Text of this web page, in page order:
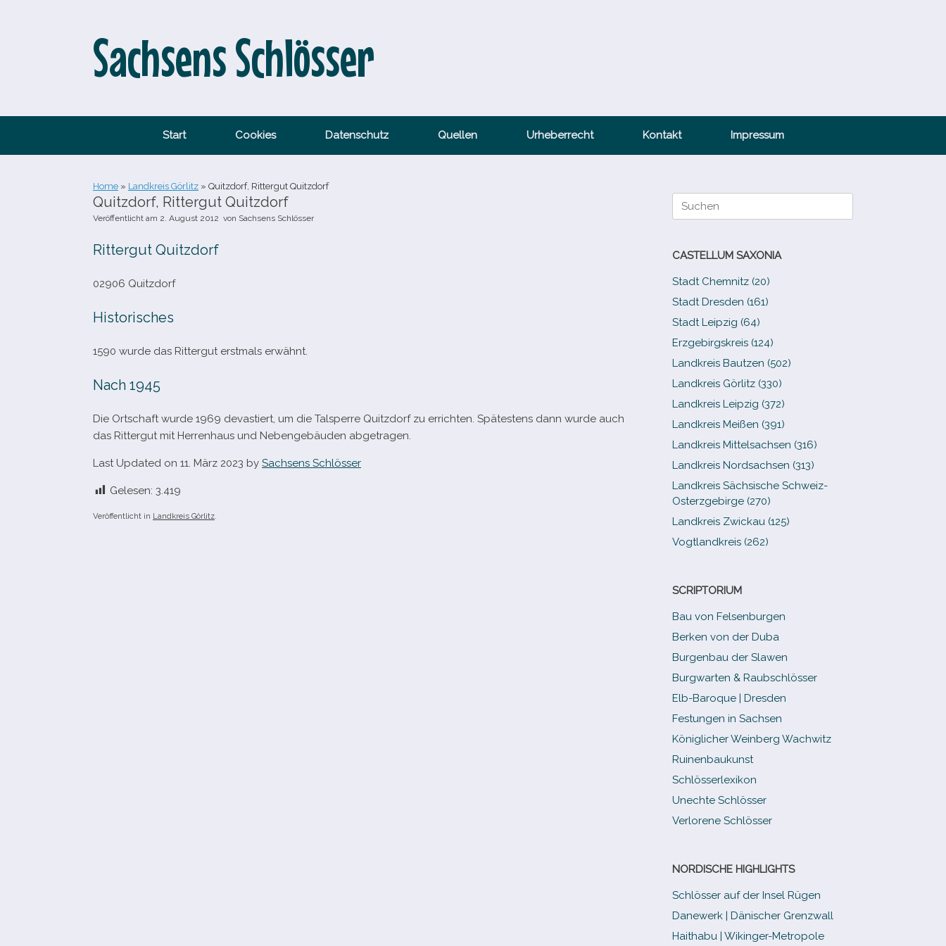
Sachsens Schlösser
Start Cookies Datenschutz Quellen Urheberrecht Kontakt Impressum
Home » Landkreis Görlitz » Quitzdorf, Rittergut Quitzdorf
Quitzdorf, Rittergut Quitzdorf
Veröffentlicht am 2. August 2012 von Sachsens Schlösser
Rittergut Quitzdorf
02906 Quitzdorf
Historisches
1590 wurde das Rittergut erst­mals erwähnt.
Nach 1945
Die Ortschaft wurde 1969 deva­stiert, um die Talsperre Quitzdorf zu errich­ten. Spätestens dann wurde auch
das Rittergut mit Herrenhaus und Nebengebäuden abgetragen.
Last Updated on 11. März 2023 by Sachsens Schlösser
Gelesen: 3.419
Veröffentlicht in Landkreis Görlitz
Suche
nach:
CASTELLUM SAXONIA
Stadt Chemnitz (20)
Stadt Dresden (161)
Stadt Leipzig (64)
Erzgebirgskreis (124)
Landkreis Bautzen (502)
Landkreis Görlitz (330)
Landkreis Leipzig (372)
Landkreis Meißen (391)
Landkreis Mittelsachsen (316)
Landkreis Nordsachsen (313)
Landkreis Sächsische Schweiz-​
Osterzgebirge (270)
Landkreis Zwickau (125)
Vogtlandkreis (262)
SCRIPTORIUM
Bau von Felsenburgen
Berken von der Duba
Burgenbau der Slawen
Burgwarten & Raubschlösser
Elb-​Baroque | Dresden
Festungen in Sachsen
Königlicher Weinberg Wachwitz
Ruinenbaukunst
Schlösserlexikon
Unechte Schlösser
Verlorene Schlösser
NORDISCHE HIGHLIGHTS
Schlösser auf der Insel Rügen
Danewerk | Dänischer Grenzwall
Haithabu | Wikinger-Metropole